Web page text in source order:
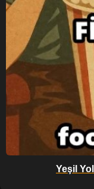
Yeşil